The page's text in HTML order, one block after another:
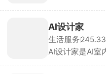
加上改不了的时
印，防止照片
程验收、巡检留
AI设计家
生活服务
AI设计家是AI室